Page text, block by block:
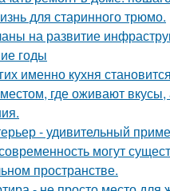
для старинного трюмо.
на развитие
годы
именно кухня
где оживают
- удивительный
могут
пространстве.